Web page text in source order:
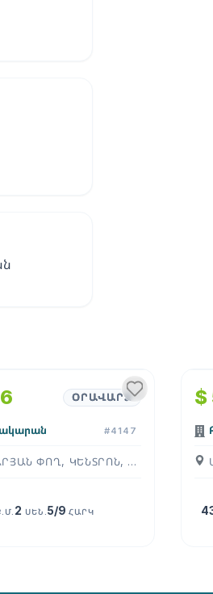
ՕՐԱՎԱՐՁ
#4147
ՍԱՐՅԱՆ ՓՈՂ, ԿԵՆՏՐՈՆ, ( ԵՐԵՒԱՆ )
2 ՍԵՆ. 5/9ՀԱՐԿ
$